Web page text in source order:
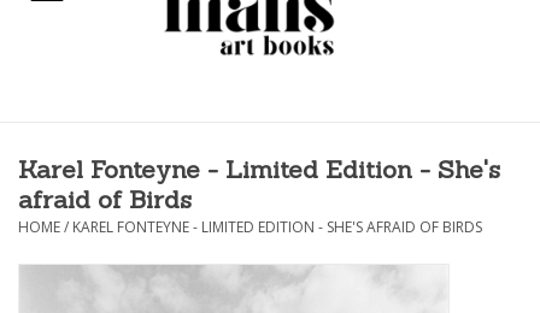
KALENDERS
BOEKHANDELS / BEURZEN
Karel Fonteyne - Limited Edition - She's
afraid of Birds
HOME/ KAREL FONTEYNE - LIMITED EDITION - SHE'S AFRAID OF BIRDS